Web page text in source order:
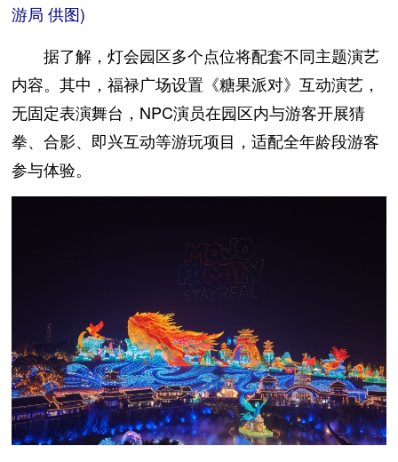
游局 供图)
据了解，灯会园区多个点位将配套不同主题演艺
内容。其中，福禄广场设置《糖果派对》互动演艺，
无固定表演舞台，NPC演员在园区内与游客开展猜
拳、合影、即兴互动等游玩项目，适配全年龄段游客
参与体验。